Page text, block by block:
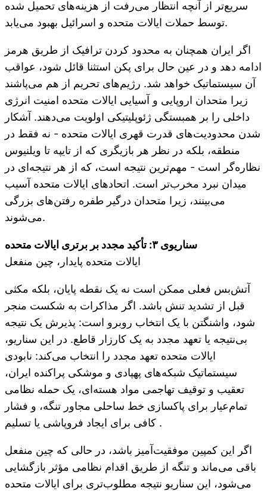
سریع‌تر از آنچه انتظار می‌رفت از هزینه‌های تحمیل شده
توسط حملات ایالات متحده و اسرائیل بهبود می‌یابد.
اگر ایران همچنان به محدود کردن ترافیک از طریق هرمز
ادامه دهد و در عین حال برای پکن استثنا قائل شود، عواقب
آن سیستماتیک خواهد شد. رژیم‌های تحریم از هم می‌پاشند
زیرا متحدان اروپایی و آسیایی ایالات متحده امنیت انرژی
داخلی را بر همبستگی ژئوپلیتیکی اولویت می‌دهند. آشکار
شدن محدودیت‌های قدرت قهری ایالات متحده - نه فقط در
منطقه، بلکه در نظر هر بازیگری که از تایپه تا ویلنیوس
نظاره‌گر است - مهم‌ترین نتیجه است، که از هر نتیجه‌ای در
میدان نبرد مخرب‌تر است. اتحادهای ایالات متحده آسیب
می‌بینند، زیرا متحدان درگیر طفره رفتن‌های بزرگی
می‌شوند.
سناریوی ۳: تأکید مجدد بر برتری ایالات متحده
ایالات متحده پایدار، چین منفعل
آتش‌بس فعلی ممکن است نه یک نقطه پایان، بلکه مکثی
قبل از تشدید تنش باشد. اگر مذاکرات به شکست منجر
شود، واشنگتن با یک انتخاب روبرو است: پذیرش یک نتیجه
بی‌نتیجه یا تعهد مجدد به یک کارزار قاطع. در این سناریو،
ایالات متحده تعهد مجدد را انتخاب می‌کند: نابودی
سیستماتیک شبکه‌های پهپادی و موشکی پراکنده ایران،
تعقیب و توقیف تهاجمی مواد هسته‌ای، یک حمله نظامی
تمام‌عیار برای پاکسازی خط ساحلی مجاور تنگه، و فشار
کافی برای ایجاد فروپاشی یا تسلیم .
اگر این کمپین موفقیت‌آمیز باشد، در حالی که چین منفعل
باقی می‌ماند و تنگه از طریق اقدام نظامی مؤثر بازگشایی
می‌شود، این سناریو نتیجه مطلوب‌تری برای ایالات متحده